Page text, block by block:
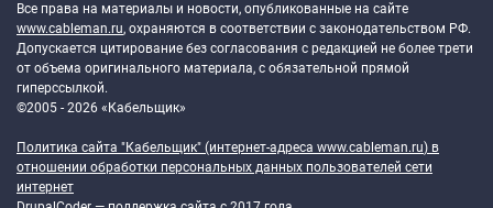
Все права на материалы и новости, опубликованные на сайте
www.cableman.ru, охраняются в соответствии с законодательством РФ.
Допускается цитирование без согласования с редакцией не более трети
от объема оригинального материала, с обязательной прямой
гиперссылкой.
©2005 - 2026 «Кабельщик»
Политика сайта "Кабельщик" (интернет-адреса www.cableman.ru) в
отношении обработки персональных данных пользователей сети
интернет